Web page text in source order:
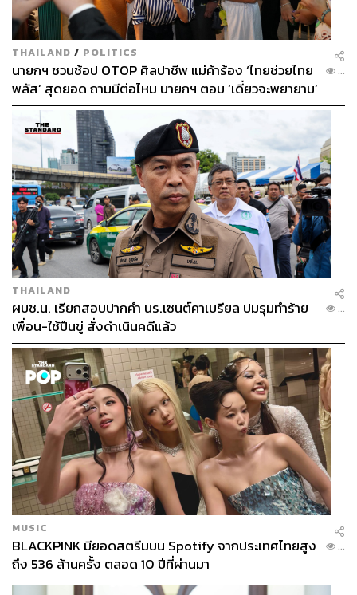
THAILAND / POLITICS
นายกฯ ชวนช้อป OTOP ศิลปาชีพ แม่ค้าร้อง ‘ไทยช่วยไทย
พลัส’ สุดยอด ถามมีต่อไหม นายกฯ ตอบ ‘เดี๋ยวจะพยายาม’
...
THAILAND
ผบช.น. เรียกสอบปากคำ นร.เซนต์คาเบรียล ปมรุมทำร้าย
เพื่อน-ใช้ปืนขู่ สั่งดำเนินคดีแล้ว
...
MUSIC
BLACKPINK มียอดสตรีมบน Spotify จากประเทศไทยสูง
ถึง 536 ล้านครั้ง ตลอด 10 ปีที่ผ่านมา
...